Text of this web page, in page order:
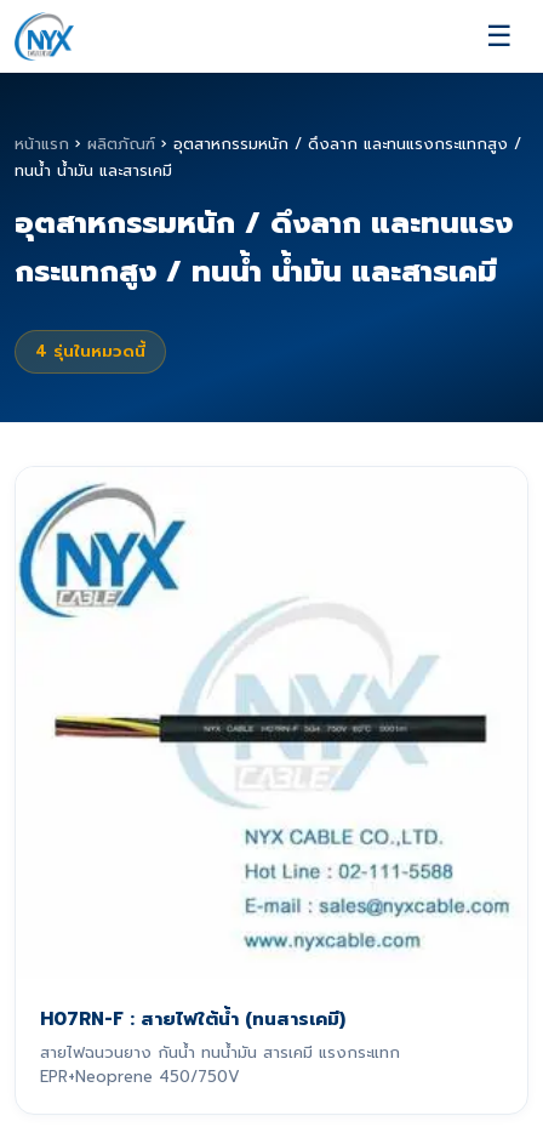
☰
หน้าแรก › ผลิตภัณฑ์ › อุตสาหกรรมหนัก / ดึงลาก และทนแรงกระแทกสูง /
ทนน้ำ น้ำมัน และสารเคมี
อุตสาหกรรมหนัก / ดึงลาก และทนแรง
กระแทกสูง / ทนน้ำ น้ำมัน และสารเคมี
4 รุ่นในหมวดนี้
H07RN-F : สายไฟใต้น้ำ (ทนสารเคมี)
สายไฟฉนวนยาง กันน้ำ ทนน้ำมัน สารเคมี แรงกระแทก
EPR+Neoprene 450/750V